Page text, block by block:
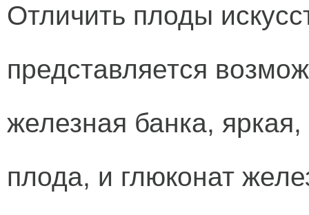
Отличить плоды
представляется
железная банка,
плода, и глюконат